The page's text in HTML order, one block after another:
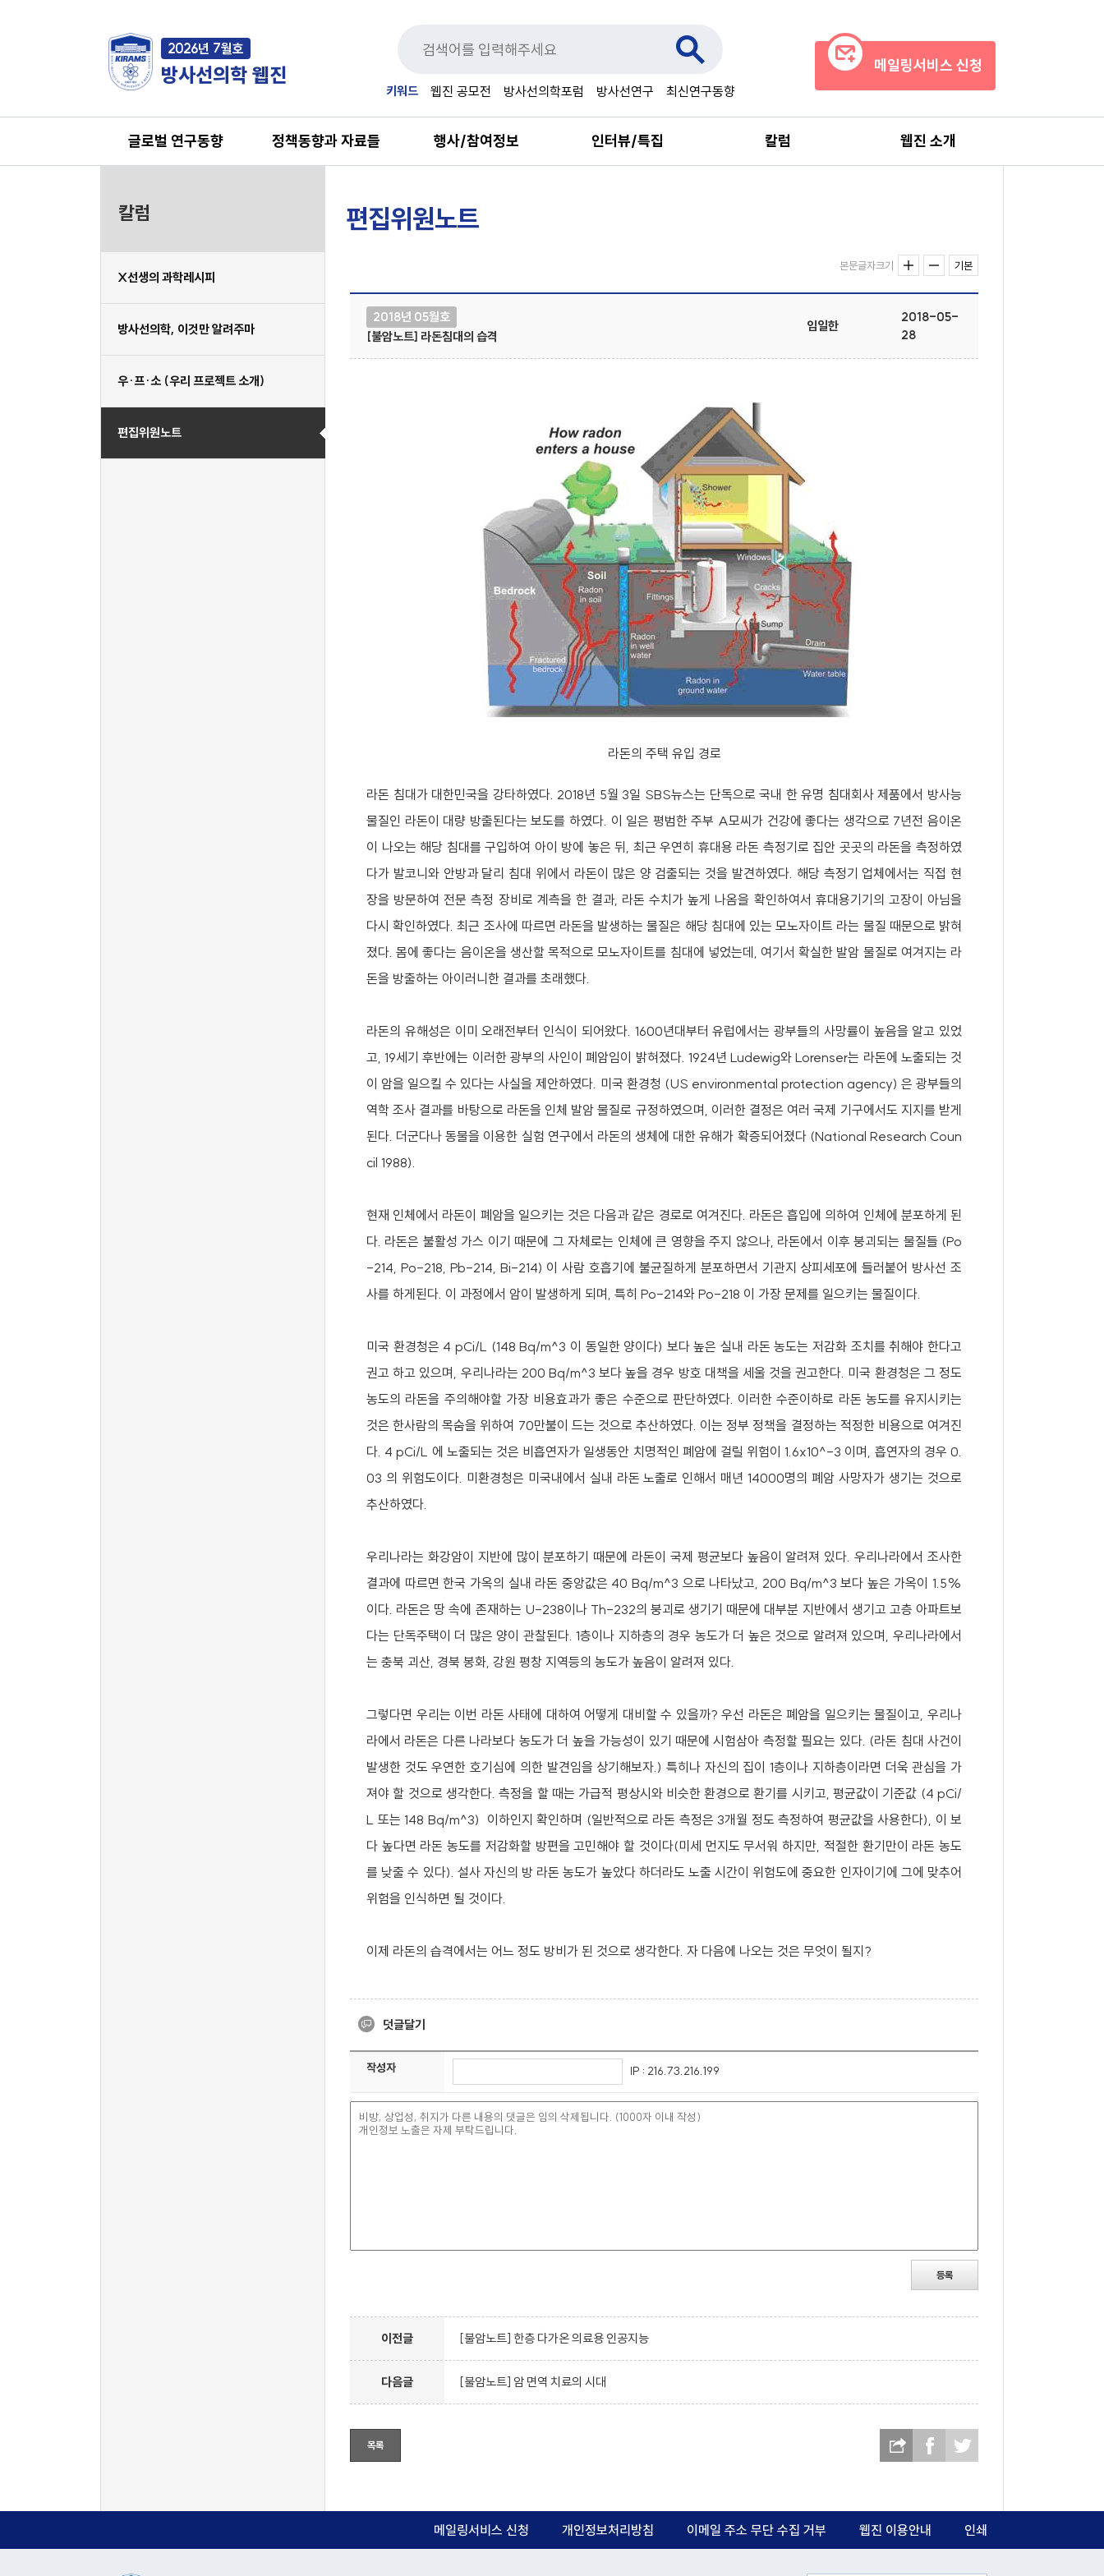
2026년 7월호
방사선의학 웹진
키워드 웹진 공모전 방사선의학포럼 방사선연구 최신연구동향
메일링서비스 신청
글로벌 연구동향 정책동향과 자료들 행사/참여정보 인터뷰/특집 칼럼 웹진 소개
칼럼
X선생의 과학레시피
방사선의학, 이것만 알려주마
우·프·소 (우리 프로젝트 소개)
편집위원노트
편집위원노트
본문글자크기 기본
2018년 05월호
[불암노트] 라돈침대의 습격
임일한
2018-05-
28
라돈의 주택 유입 경로
라돈 침대가 대한민국을 강타하였다. 2018년 5월 3일 SBS뉴스는 단독으로 국내 한 유명 침대회사 제품에서 방사능
물질인 라돈이 대량 방출된다는 보도를 하였다. 이 일은 평범한 주부 A모씨가 건강에 좋다는 생각으로 7년전 음이온
이 나오는 해당 침대를 구입하여 아이 방에 놓은 뒤, 최근 우연히 휴대용 라돈 측정기로 집안 곳곳의 라돈을 측정하였
다가 발코니와 안방과 달리 침대 위에서 라돈이 많은 양 검출되는 것을 발견하였다. 해당 측정기 업체에서는 직접 현
장을 방문하여 전문 측정 장비로 계측을 한 결과, 라돈 수치가 높게 나옴을 확인하여서 휴대용기기의 고장이 아님을
다시 확인하였다. 최근 조사에 따르면 라돈을 발생하는 물질은 해당 침대에 있는 모노자이트 라는 물질 때문으로 밝혀
졌다. 몸에 좋다는 음이온을 생산할 목적으로 모노자이트를 침대에 넣었는데, 여기서 확실한 발암 물질로 여겨지는 라
돈을 방출하는 아이러니한 결과를 초래했다.
라돈의 유해성은 이미 오래전부터 인식이 되어왔다. 1600년대부터 유럽에서는 광부들의 사망률이 높음을 알고 있었
고, 19세기 후반에는 이러한 광부의 사인이 폐암임이 밝혀졌다. 1924년 Ludewig와 Lorenser는 라돈에 노출되는 것
이 암을 일으킬 수 있다는 사실을 제안하였다. 미국 환경청 (US environmental protection agency) 은 광부들의
역학 조사 결과를 바탕으로 라돈을 인체 발암 물질로 규정하였으며, 이러한 결정은 여러 국제 기구에서도 지지를 받게
된다. 더군다나 동물을 이용한 실험 연구에서 라돈의 생체에 대한 유해가 확증되어졌다 (National Research Coun
cil 1988).
현재 인체에서 라돈이 폐암을 일으키는 것은 다음과 같은 경로로 여겨진다. 라돈은 흡입에 의하여 인체에 분포하게 된
다. 라돈은 불활성 가스 이기 때문에 그 자체로는 인체에 큰 영향을 주지 않으나, 라돈에서 이후 붕괴되는 물질들 (Po
-214, Po-218, Pb-214, Bi-214) 이 사람 호흡기에 불균질하게 분포하면서 기관지 상피세포에 들러붙어 방사선 조
사를 하게된다. 이 과정에서 암이 발생하게 되며, 특히 Po-214와 Po-218 이 가장 문제를 일으키는 물질이다.
미국 환경청은 4 pCi/L (148 Bq/m^3 이 동일한 양이다) 보다 높은 실내 라돈 농도는 저감화 조치를 취해야 한다고
권고 하고 있으며, 우리나라는 200 Bq/m^3 보다 높을 경우 방호 대책을 세울 것을 권고한다. 미국 환경청은 그 정도
농도의 라돈을 주의해야할 가장 비용효과가 좋은 수준으로 판단하였다. 이러한 수준이하로 라돈 농도를 유지시키는
것은 한사람의 목숨을 위하여 70만불이 드는 것으로 추산하였다. 이는 정부 정책을 결정하는 적정한 비용으로 여겨진
다. 4 pCi/L 에 노출되는 것은 비흡연자가 일생동안 치명적인 폐암에 걸릴 위험이 1.6x10^-3 이며, 흡연자의 경우 0.
03 의 위험도이다. 미환경청은 미국내에서 실내 라돈 노출로 인해서 매년 14000명의 폐암 사망자가 생기는 것으로
추산하였다.
우리나라는 화강암이 지반에 많이 분포하기 때문에 라돈이 국제 평균보다 높음이 알려져 있다. 우리나라에서 조사한
결과에 따르면 한국 가옥의 실내 라돈 중앙값은 40 Bq/m^3 으로 나타났고, 200 Bq/m^3 보다 높은 가옥이 1.5%
이다. 라돈은 땅 속에 존재하는 U-238이나 Th-232의 붕괴로 생기기 때문에 대부분 지반에서 생기고 고층 아파트보
다는 단독주택이 더 많은 양이 관찰된다. 1층이나 지하층의 경우 농도가 더 높은 것으로 알려져 있으며, 우리나라에서
는 충북 괴산, 경북 봉화, 강원 평창 지역등의 농도가 높음이 알려져 있다.
그렇다면 우리는 이번 라돈 사태에 대하여 어떻게 대비할 수 있을까? 우선 라돈은 폐암을 일으키는 물질이고, 우리나
라에서 라돈은 다른 나라보다 농도가 더 높을 가능성이 있기 때문에 시험삼아 측정할 필요는 있다. (라돈 침대 사건이
발생한 것도 우연한 호기심에 의한 발견임을 상기해보자.) 특히나 자신의 집이 1층이나 지하층이라면 더욱 관심을 가
져야 할 것으로 생각한다. 측정을 할 때는 가급적 평상시와 비슷한 환경으로 환기를 시키고, 평균값이 기준값 (4 pCi/
L 또는 148 Bq/m^3) 이하인지 확인하며 (일반적으로 라돈 측정은 3개월 정도 측정하여 평균값을 사용한다), 이 보
다 높다면 라돈 농도를 저감화할 방편을 고민해야 할 것이다(미세 먼지도 무서워 하지만, 적절한 환기만이 라돈 농도
를 낮출 수 있다). 설사 자신의 방 라돈 농도가 높았다 하더라도 노출 시간이 위험도에 중요한 인자이기에 그에 맞추어
위험을 인식하면 될 것이다.
이제 라돈의 습격에서는 어느 정도 방비가 된 것으로 생각한다. 자 다음에 나오는 것은 무엇이 될지?
덧글달기
작성자 IP : 216.73.216.199
등록
이전글 [불암노트] 한층 다가온 의료용 인공지능
다음글 [불암노트] 암 면역 치료의 시대
목록
메일링서비스 신청 개인정보처리방침 이메일 주소 무단 수집 거부 웹진 이용안내 인쇄